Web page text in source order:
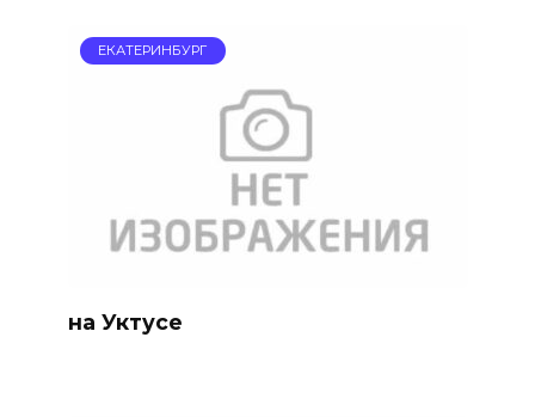
ЕКАТЕРИНБУРГ
на Уктусе